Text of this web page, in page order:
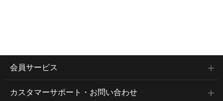
会員サービス
カスタマーサポート・お問い合わせ